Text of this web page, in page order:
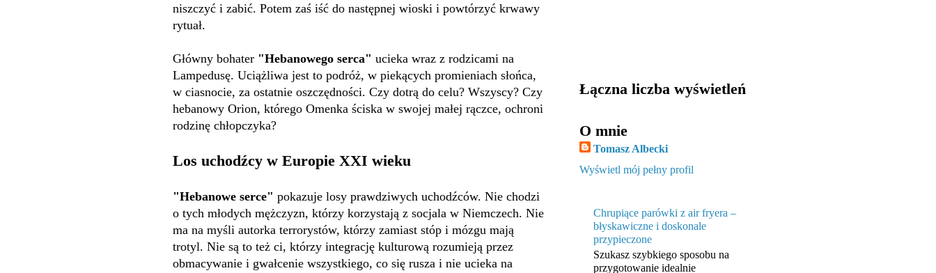
niszczyć i zabić. Potem zaś iść do następnej wioski i powtórzyć krwawy
rytuał.
Główny bohater "Hebanowego serca" ucieka wraz z rodzicami na
Lampedusę. Uciążliwa jest to podróż, w piekących promieniach słońca,
w ciasnocie, za ostatnie oszczędności. Czy dotrą do celu? Wszyscy? Czy
hebanowy Orion, którego Omenka ściska w swojej małej rączce, ochroni
rodzinę chłopczyka?
Los uchodźcy w Europie XXI wieku
"Hebanowe serce" pokazuje losy prawdziwych uchodźców. Nie chodzi
o tych młodych mężczyzn, którzy korzystają z socjala w Niemczech. Nie
ma na myśli autorka terrorystów, którzy zamiast stóp i mózgu mają
trotyl. Nie są to też ci, którzy integrację kulturową rozumieją przez
obmacywanie i gwałcenie wszystkiego, co się rusza i nie ucieka na
Łączna liczba wyświetleń
O mnie
Tomasz Albecki
Wyświetl mój pełny profil
Chrupiące parówki z air fryera –
błyskawiczne i doskonale
przypieczone
Szukasz szybkiego sposobu na
przygotowanie idealnie